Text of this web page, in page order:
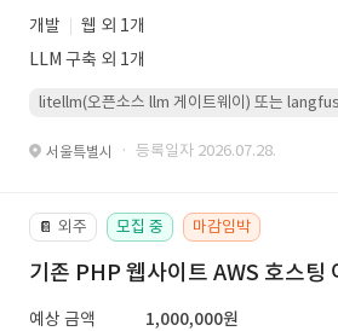
개발
웹 외 1개
LLM 구축 외 1개
litellm(오픈소스 llm 게이트웨이) 또는
서울특별시 · 등록일자 2026.07.28.
📔 외주 모집 중 마감임박
기존 PHP 웹사이트 AWS 호스팅
예상 금액
1,000,000원